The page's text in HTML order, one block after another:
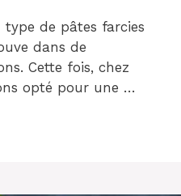
de pâtes farcies
dans de
Cette fois, chez
opté pour une …